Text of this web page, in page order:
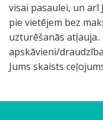
visai pasaulei, un arī
pie vietējem bez
uzturēšanās
apskāvieni/
Jums skaists